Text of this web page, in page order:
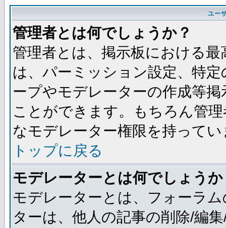
ユー
管理者とは何でしょうか？
管理者とは、掲示板における
は、パーミッション設定、特
ープやモデレーターの作成等
ことができます。もちろん管
なモデレーター権限を持ってい
トップに戻る
モデレーターとは何でしょうか
モデレーターとは、フォーラ
ターは、他人の記事の削除/編